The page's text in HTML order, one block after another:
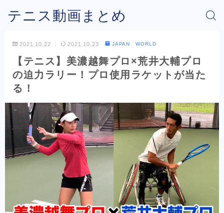
テニス動画まとめ
2021.10.22 2021.10.23 JAPAN WORLD
【テニス】美濃越舞プロ×荒井大輔プロ
の迫力ラリー！プロ使用ラケットが当た
る！